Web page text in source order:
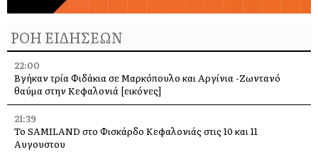
ΡΟΗ ΕΙΔΗΣΕΩΝ
22:00
Βγήκαν τρία Φιδάκια σε Μαρκόπουλο και Αργίνια -Ζωντανό
θαύμα στην Κεφαλονιά [εικόνες]
21:39
Το SAMILAND στο Φισκάρδο Κεφαλονιάς στις 10 και 11
Αυγουστου